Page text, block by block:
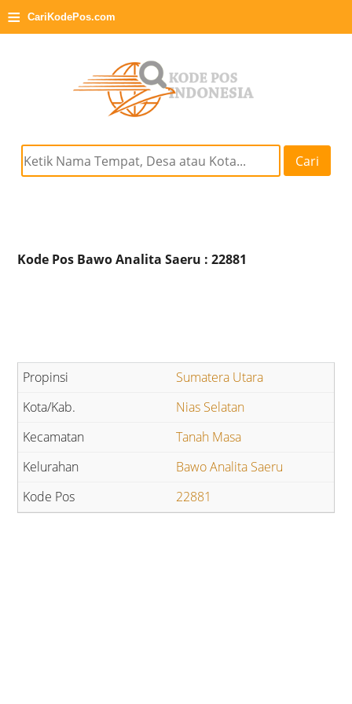
≡ CariKodePos.com
Cari
Kode Pos Bawo Analita Saeru : 22881
Sumatera Utara
Nias Selatan
Tanah Masa
Bawo Analita Saeru
22881